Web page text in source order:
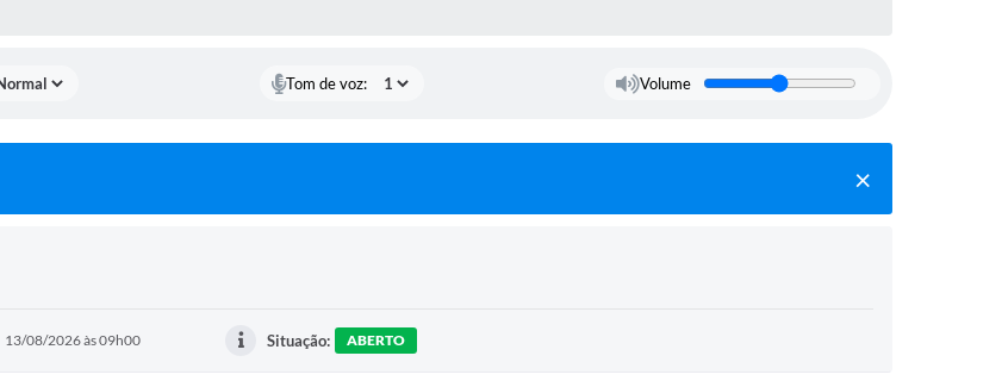
Tom de voz: Volume
13/08/2026 às 09h00 Situação: ABERTO